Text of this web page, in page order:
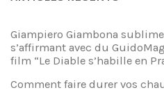
Giampiero Giambona
s’affirmant avec du
film “Le Diable s’habille en
Comment faire durer vos